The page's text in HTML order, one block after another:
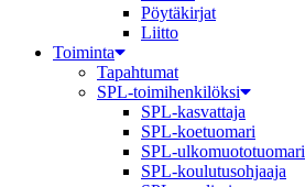
Pöytäkirjat
Liitto
Toiminta
Tapahtumat
SPL-toimihenkilöksi
SPL-kasvattaja
SPL-koetuomari
SPL-ulkomuototuomari
SPL-koulutusohjaaja